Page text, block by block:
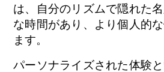
は、自分のリズムで隠れた
な時間があり、より個人的
ます。
パーソナライズされた体験